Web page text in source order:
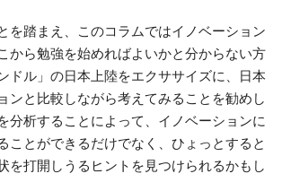
を踏まえ、このコラムではイノベーション
から勉強を始めればよいかと分からない方
ドル」の日本上陸をエクササイズに、日本
ンと比較しながら考えてみることを勧めし
分析することによって、イノベーションに
ことができるだけでなく、ひょっとすると
を打開しうるヒントを見つけられるかもし